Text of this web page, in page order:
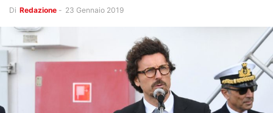
Di Redazione - 23 Gennaio 2019